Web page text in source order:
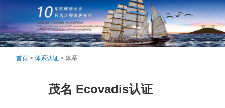
首页 > 体系认证 > 体系
茂名 Ecovadis认证